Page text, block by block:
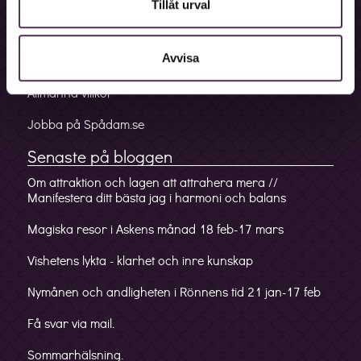
Tillåt urval
Avvisa
Mobilappen
Allmänna villkor
Jobba på Spådam.se
Senaste på bloggen
Om attraktion och lagen att attrahera mera //
Manifestera ditt bästa jag i harmoni och balans
Magiska resor i Askens månad 18 feb-17 mars
Vishetens lykta - klarhet och inre kunskap
Nymånen och andligheten i Rönnens tid 21 jan-17 feb
Få svar via mail.
Sommarhälsning.